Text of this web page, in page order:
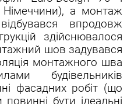
а монтаж
впродовж
здійснювалося
шов задувався
монтажного шва
будівельників
фасадних робіт (що
бути ідеальні